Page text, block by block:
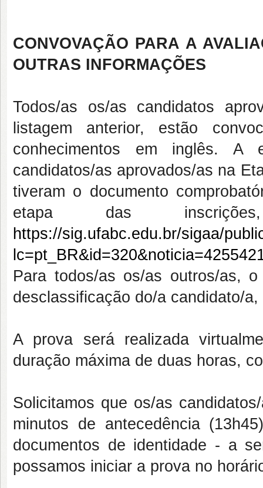
CONVOVAÇÃO PARA A
OUTRAS INFORMAÇÕES
Todos/as os/as candidatos
listagem anterior, estão
conhecimentos em inglês. A
candidatos/as aprovados/as na
tiveram o documento
etapa das
https://sig.ufabc.edu.br/sigaa/
Para todos/as os/as outros/as,
desclassificação do/a candidato/
A prova será realizada
duração máxima de duas horas,
Solicitamos que os/as
minutos de antecedência
documentos de identidade - a
possamos iniciar a prova no